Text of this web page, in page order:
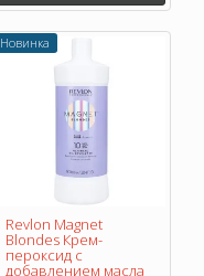
Новинка
Revlon Magnet
Blondes Крем-
пероксид с
добавлением масла